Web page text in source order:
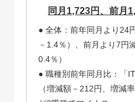
同月1,723円、前月
● 全体：前年同月より24
－1.4％）、前月より7円
0.4％）
● 職種別前年同月比：「IT
（増減額－212円、増減